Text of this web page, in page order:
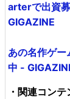
arterで出資
GIGAZINE
あの名作ゲ
中 -
・関連コンテ